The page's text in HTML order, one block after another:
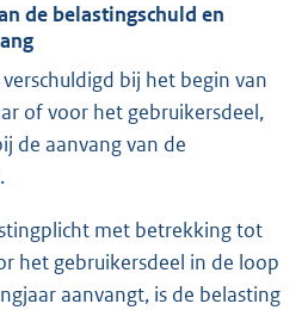
de belastingschuld en
bij het begin van
of voor het gebruikersdeel,
de aanvang van de
met betrekking tot
het gebruikersdeel in de loop
aanvangt, is de belasting